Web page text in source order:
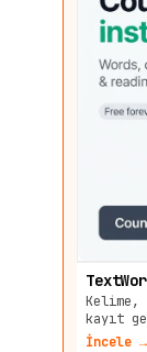
Kelime,
kayıt
İncele →